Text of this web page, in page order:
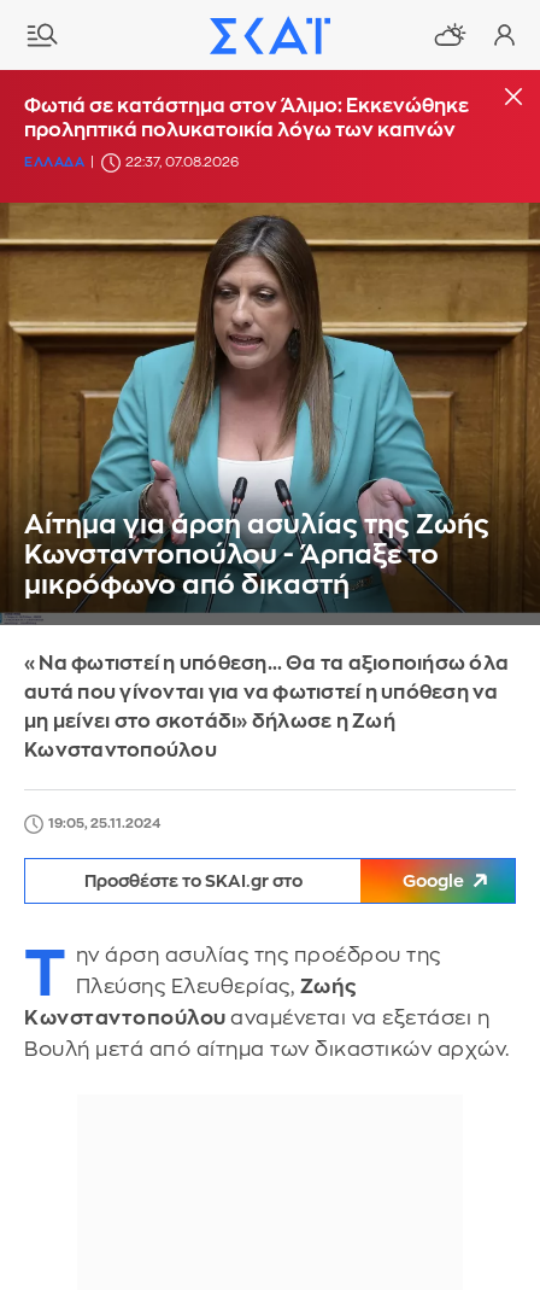
Φωτιά σε κατάστημα στον Άλιμο: Εκκενώθηκε
προληπτικά πολυκατοικία λόγω των καπνών
ΕΛΛΑΔΑ 22:37, 07.08.2026
Αίτημα για άρση ασυλίας της Ζωής
Κωνσταντοπούλου - Άρπαξε το
μικρόφωνο από δικαστή
«Να φωτιστεί η υπόθεση… Θα τα αξιοποιήσω όλα
αυτά που γίνονται για να φωτιστεί η υπόθεση να
μη μείνει στο σκοτάδι» δήλωσε η Ζωή
Κωνσταντοπούλου
19:05, 25.11.2024
Προσθέστε το SKAI.gr στο Google
Τ ην άρση ασυλίας της προέδρου της
Πλεύσης Ελευθερίας, Ζωής
Κωνσταντοπούλου αναμένεται να εξετάσει η
Βουλή μετά από αίτημα των δικαστικών αρχών.